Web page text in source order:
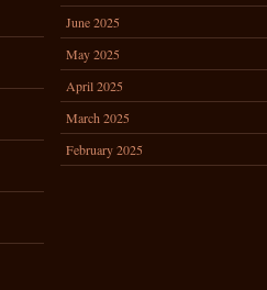
June 2025
May 2025
April 2025
March 2025
February 2025